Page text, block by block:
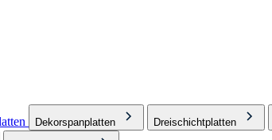
Dekorspanplatten Dreischichtplatten